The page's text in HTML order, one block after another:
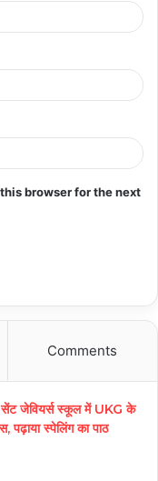
browser for the next
Comments
सेंट जेवियर्स स्कूल में UKG के
पढ़ाया स्पेलिंग का पाठ